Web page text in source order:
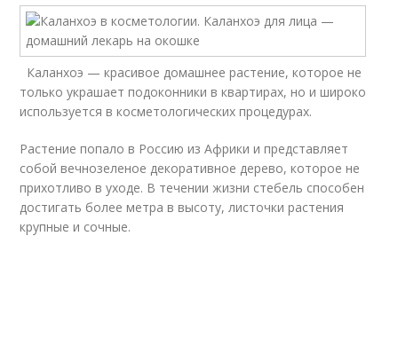
Каланхоэ — красивое домашнее растение, которое не
только украшает подоконники в квартирах, но и широко
используется в косметологических процедурах.
Растение попало в Россию из Африки и представляет
собой вечнозеленое декоративное дерево, которое не
прихотливо в уходе. В течении жизни стебель способен
достигать более метра в высоту, листочки растения
крупные и сочные.